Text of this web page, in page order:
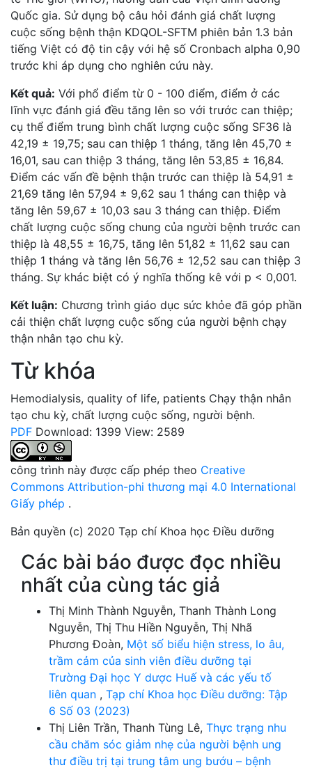
Quốc gia. Sử dụng bộ câu hỏi đánh giá chất lượng
cuộc sống bệnh thận KDQOL-SFTM phiên bản 1.3 bản
tiếng Việt có độ tin cậy với hệ số Cronbach alpha 0,90
trước khi áp dụng cho nghiên cứu này.
Kết quả: Với phổ điểm từ 0 - 100 điểm, điểm ở các
lĩnh vực đánh giá đều tăng lên so với trước can thiệp;
cụ thể điểm trung bình chất lượng cuộc sống SF36 là
42,19 ± 19,75; sau can thiệp 1 tháng, tăng lên 45,70 ±
16,01, sau can thiệp 3 tháng, tăng lên 53,85 ± 16,84.
Điểm các vấn đề bệnh thận trước can thiệp là 54,91 ±
21,69 tăng lên 57,94 ± 9,62 sau 1 tháng can thiệp và
tăng lên 59,67 ± 10,03 sau 3 tháng can thiệp. Điểm
chất lượng cuộc sống chung của người bệnh trước can
thiệp là 48,55 ± 16,75, tăng lên 51,82 ± 11,62 sau can
thiệp 1 tháng và tăng lên 56,76 ± 12,52 sau can thiệp 3
tháng. Sự khác biệt có ý nghĩa thống kê với p < 0,001.
Kết luận: Chương trình giáo dục sức khỏe đã góp phần
cải thiện chất lượng cuộc sống của người bệnh chạy
thận nhân tạo chu kỳ.
Từ khóa
Hemodialysis, quality of life, patients Chạy thận nhân
tạo chu kỳ, chất lượng cuộc sống, người bệnh.
PDF Download: 1399 View: 2589
công trình này được cấp phép theo Creative
Commons Attribution-phi thương mại 4.0 International
Giấy phép .
Bản quyền (c) 2020 Tạp chí Khoa học Điều dưỡng
Các bài báo được đọc nhiều
nhất của cùng tác giả
Thị Minh Thành Nguyễn, Thanh Thành Long
Nguyễn, Thị Thu Hiền Nguyễn, Thị Nhã
Phương Đoàn, Một số biểu hiện stress, lo âu,
trầm cảm của sinh viên điều dưỡng tại
Trường Đại học Y dược Huế và các yếu tố
liên quan , Tạp chí Khoa học Điều dưỡng: Tập
6 Số 03 (2023)
Thị Liên Trần, Thanh Tùng Lê, Thực trạng nhu
cầu chăm sóc giảm nhẹ của người bệnh ung
thư điều trị tại trung tâm ung bướu – bệnh